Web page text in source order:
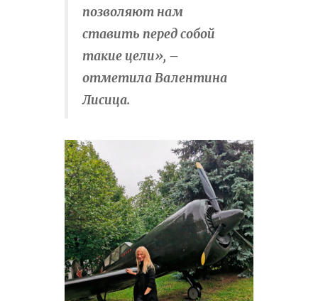
позволяют нам
ставить перед собой
такие цели», –
отметила Валентина
Лисица.